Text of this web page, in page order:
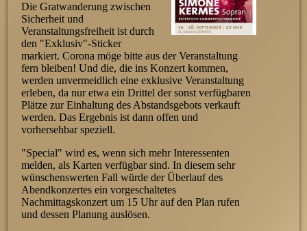
Die Gratwanderung zwischen
Sicherheit und
Veranstaltungsfreiheit ist durch
den "Exklusiv"-Sticker
markiert. Corona möge bitte aus der Veranstaltung
fern bleiben! Und die, die ins Konzert kommen,
werden unver­meidlich eine exklusive Veranstaltung
erleben, da nur etwa ein Drittel der sonst verfügbaren
Plätze zur Einhaltung des Abstandsgebots verkauft
werden. Das Ergebnis ist dann offen und
vorhersehbar speziell.
"Special" wird es, wenn sich mehr Interes­senten
melden, als Karten verfügbar sind. In diesem sehr
wünschenswerten Fall würde der Überlauf des
Abendkonzertes ein vorge­schaltetes
Nachmittagskonzert um 15 Uhr auf den Plan rufen
und dessen Planung auslösen.